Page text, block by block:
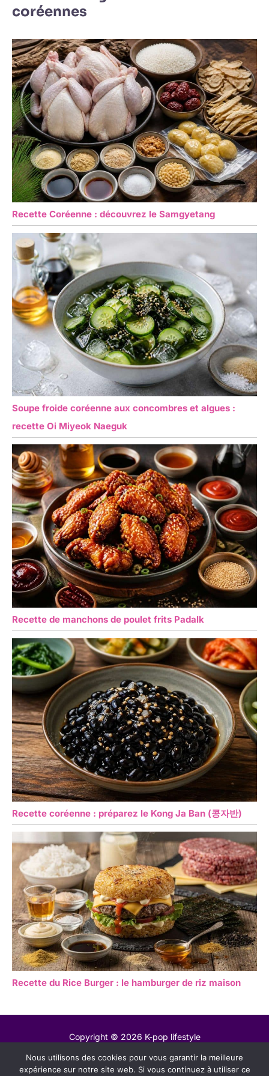
un cadeau réfléchi et
remarquable pour les
emménagements, les
anniversaires, les fêtes,
et toute personne qui
apprécie les objets du
quotidien beaux et utiles.
coréennes
Recette Coréenne : découvrez le Samgyetang
Soupe froide coréenne aux concombres et algues :
recette Oi Miyeok Naeguk
Recette de manchons de poulet frits Padalk
Recette coréenne : préparez le Kong Ja Ban (콩자반)
Recette du Rice Burger : le hamburger de riz maison
Copyright © 2026 K-pop lifestyle
Contact
Mentions légales
Nous utilisons des cookies pour vous garantir la meilleure
expérience sur notre site web. Si vous continuez à utiliser ce